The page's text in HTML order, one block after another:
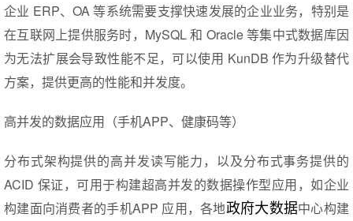
企业 ERP、OA 等系统需要支撑快速发展的企业业务，特别是
在互联网上提供服务时，MySQL 和 Oracle 等集中式数据库因
为无法扩展会导致性能不足，可以使用 KunDB 作为升级替代
方案，提供更高的性能和并发度。
高并发的数据应用（手机APP、健康码等）
分布式架构提供的高并发读写能力，以及分布式事务提供的
ACID 保证，可用于构建超高并发的数据操作型应用，如企业
构建面向消费者的手机APP 应用，各地政府大数据中心构建